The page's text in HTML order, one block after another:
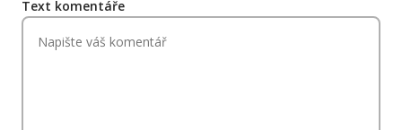
Text komentáře